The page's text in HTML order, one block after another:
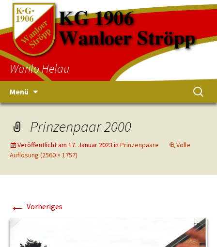
Wanlo Helau
Menü
Prinzenpaar 2000
Veröffentlicht am 17. Januar 2023 in Prinzenpaare
Volle
Auflösung (2560 × 1757)
← Vorheriges